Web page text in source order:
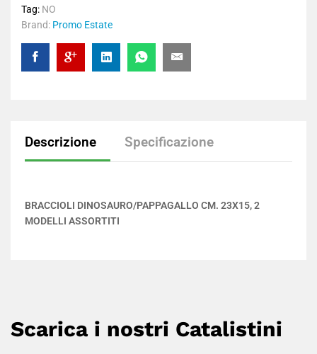
Tag: NO
Brand: Promo Estate
Descrizione Specificazione
BRACCIOLI DINOSAURO/PAPPAGALLO CM. 23X15, 2
MODELLI ASSORTITI
Scarica i nostri Catalistini